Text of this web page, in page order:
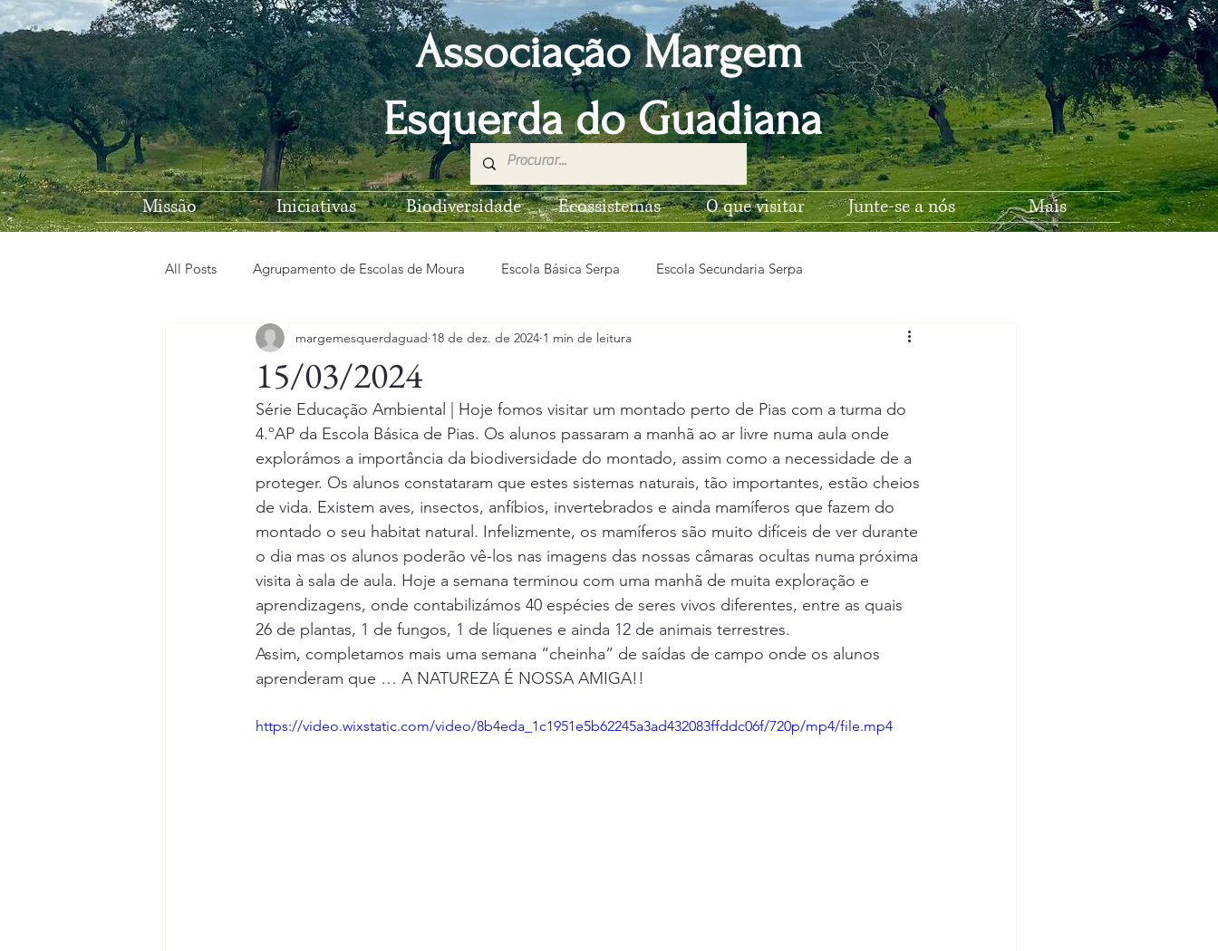
Associação Margem
Esquerda do Guadiana
Missão Iniciativas Biodiversidade Ecossistemas O que visitar Junte-se a nós Mais
All Posts Agrupamento de Escolas de Moura Escola Básica Serpa Escola Secundaria Serpa
EB n1 de Vila Nova de São Bento EB n2 Vila Nova de São Bento Escola A-do-Pinto
Escola Vila Verde de Ficalho EB Abade Correia da Serra Projeto Rios Educacao Ambiental
Dias Comemorativos Passeios Outras Iniciativas Iniciativas Escola dos Bombeiros
Escola do Fojo e Porta Nova Projeto "A Natureza é nossa amiga" Agrupamento nº1 de Serpa
Agrupamento nº2 de Serpa Projeto "O Montado e as Aves" Bioblitz Biodiversidade
15/03/2024
margemesquerdaguad 18 de dez. de 2024 1 min de leitura
Série Educação Ambiental | Hoje fomos visitar um montado perto de Pias com a turma do
4.ºAP da Escola Básica de Pias. Os alunos passaram a manhã ao ar livre numa aula onde
explorámos a importância da biodiversidade do montado, assim como a necessidade de a
proteger. Os alunos constataram que estes sistemas naturais, tão importantes, estão cheios
de vida. Existem aves, insectos, anfíbios, invertebrados e ainda mamíferos que fazem do
montado o seu habitat natural. Infelizmente, os mamíferos são muito difíceis de ver durante
o dia mas os alunos poderão vê-los nas imagens das nossas câmaras ocultas numa próxima
visita à sala de aula. Hoje a semana terminou com uma manhã de muita exploração e
aprendizagens, onde contabilizámos 40 espécies de seres vivos diferentes, entre as quais
26 de plantas, 1 de fungos, 1 de líquenes e ainda 12 de animais terrestres.
Assim, completamos mais uma semana “cheinha” de saídas de campo onde os alunos
aprenderam que … A NATUREZA É NOSSA AMIGA!!
https://video.wixstatic.com/video/8b4eda_1c1951e5b62245a3ad432083ffddc06f/720p/mp4/file.mp4